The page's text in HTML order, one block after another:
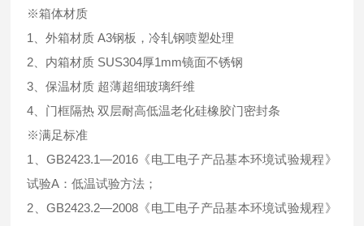
※箱体材质
1、外箱材质 A3钢板，冷轧钢喷塑处理
2、内箱材质 SUS304厚1mm镜面不锈钢
3、保温材质 超薄超细玻璃纤维
4、门框隔热 双层耐高低温老化硅橡胶门密封条
※满足标准
1、GB2423.1—2016《电工电子产品基本环境试验规程》
试验A：低温试验方法；
2、GB2423.2—2008《电工电子产品基本环境试验规程》